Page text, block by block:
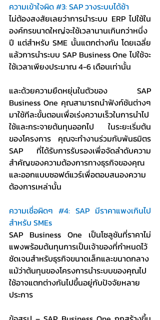
ความเข้าใจผิด #3: SAP วางระบบได้ช้า
ไม่ต้องสงสัยเลยว่าการนำระบบ ERP ไปใช้ใน
องค์กรขนาดใหญ่จะใช้เวลานานเกินกว่าหนึ่ง
ปี แต่สำหรับ SME นั้นแตกต่างกัน โดยเฉลี่ย
แล้วการนำระบบ SAP Business One ไปใช้จะ
ใช้เวลาเพียงประมาณ 4-6 เดือนเท่านั้น
และด้วยความยืดหยุ่นในตัวของ SAP
Business One คุณสามารถนำฟังก์ชันต่างๆ
มาใช้ทีละขั้นตอนเพื่อเร่งความเร็วในการนำไป
ใช้และกระจายต้นทุนออกไป ในระยะเริ่มต้น
ของโครงการ คุณจะทำงานร่วมกับพันธมิตร
SAP ที่ได้รับการรับรองเพื่อจัดลำดับความ
สำคัญของความต้องการทางธุรกิจของคุณ
และออกแบบซอฟต์แวร์เพื่อตอบสนองความ
ต้องการเหล่านั้น
ความเชื่อผิดๆ #4: SAP มีราคาแพงเกินไป
สำหรับ SMEs
SAP Business One เป็นโซลูชันที่ราคาไม่
แพงพร้อมต้นทุนการเป็นเจ้าของที่กำหนดไว้
ชัดเจนสำหรับธุรกิจขนาดเล็กและขนาดกลาง
แม้ว่าต้นทุนของโครงการนำระบบของคุณไป
ใช้อาจแตกต่างกันไปขึ้นอยู่กับปัจจัยหลาย
ประการ